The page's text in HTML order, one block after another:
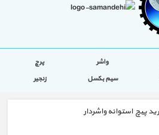
واشر
پرچ
سیم بکسل زنجیر
پیچ استوانه واشردار